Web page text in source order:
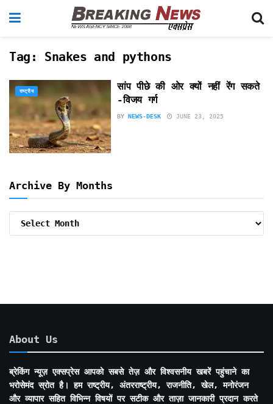
Tag: Snakes and pythons
राष्ट्रीय
सांप पीछे की ओर क्यों नहीं रेंग सकते
-विजय गर्ग
BY NEWS-DESK JUNE 23, 2025
Archive By Months
About Us
ब्रेकिंग न्यूज़ एक्सप्रेस आपको सबसे तेज़ और विश्वसनीय खबरें पहुंचाने का
भरोसेमंद स्रोत है। हम राष्ट्रीय, अंतरराष्ट्रीय, राजनीति, खेल, मनोरंजन
और व्यापार सहित विभिन्न विषयों पर सटीक और ताज़ा जानकारी प्रदान करते